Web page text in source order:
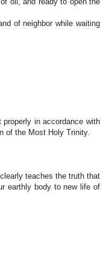
of neighbor while waiting
in accordance with
of the Most Holy Trinity.
teaches the truth that
earthly body to new life of